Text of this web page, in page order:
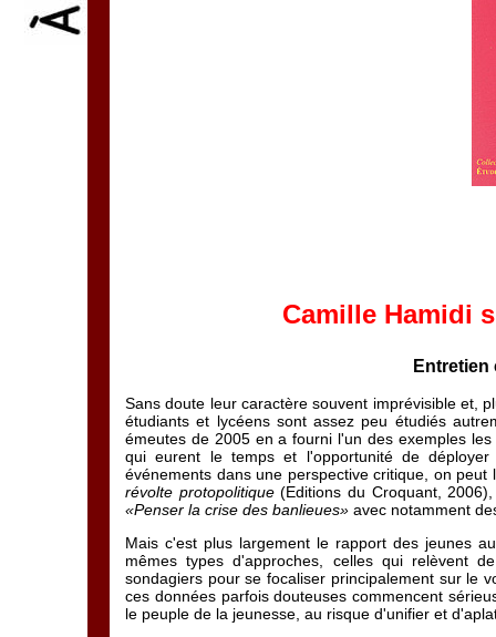
Camille Hamidi
Sans doute leur caractère souvent imprévisible et,
étudiants et lycéens sont assez peu étudiés
émeutes de 2005 en a fourni l'un des exemples
qui eurent le temps et l'opportunité de
événements dans une perspective critique, on
révolte protopolitique(Editions du Croquant,
«Penser la crise des banlieues» avec notamment
Mais c'est plus largement le rapport des jeunes
mêmes types d'approches, celles qui relèvent
sondagiers pour se focaliser principalement sur le
ces données parfois douteuses commencent
le peuple de la jeunesse, au risque d'unifier et